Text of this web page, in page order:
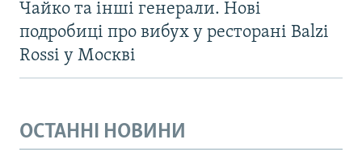
Чайко та інші генерали. Нові
подробиці про вибух у ресторані Balzi
Rossi у Москві
ОСТАННІ НОВИНИ